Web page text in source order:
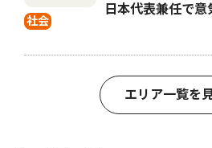
社会
日本代表兼任で意
エリア一覧を